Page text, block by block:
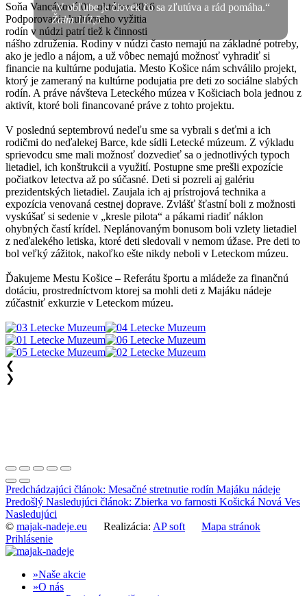
„V obľube je človek čo sa zľutúva a rád pomáha.“
Žalm 112,5
Soňa Vancáková 01. október 2016
Podporovanie kultúrneho vyžitia
rodín v núdzi patrí tiež k činnosti
nášho združenia. Rodiny v núdzi často nemajú na základné potreby,
ako je jedlo a nájom, a už vôbec nemajú možnosť vyhradiť si
financie na kultúrne podujatia. Mesto Košice nám schválilo projekt,
ktorý je zameraný na kultúrne podujatia pre deti zo sociálne slabých
rodín. A práve návšteva Leteckého múzea v Košiciach bola jednou z
aktivít, ktoré boli financované práve z tohto projektu.
V poslednú septembrovú nedeľu sme sa vybrali s deťmi a ich
rodičmi do neďalekej Barce, kde sídli Letecké múzeum. Z výkladu
sprievodcu sme mali možnosť dozvedieť sa o jednotlivých typoch
lietadiel, ich konštrukcii a využití. Postupne sme prešli expozície
počiatkov letectva až po súčasné. Deti si pozreli aj galériu
prezidentských lietadiel. Zaujala ich aj prístrojová technika a
expozícia venovaná cestnej doprave. Zvlášť šťastní boli z možnosti
vyskúšať si sedenie v „kresle pilota“ a pákami riadiť náklon
ohybných častí krídel. Neplánovaným bonusom boli vzlety lietadiel
z neďalekého letiska, ktoré deti sledovali v nemom úžase. Pre deti to
bol veľký zážitok, nakoľko ešte nikdy neboli v Leteckom múzeu.
Ďakujeme Mestu Košice – Referátu športu a mládeže za finančnú
dotáciu, prostredníctvom ktorej sa mohli deti z Majáku nádeje
zúčastniť exkurzie v Leteckom múzeu.
❮
❯
Predchádzajúci článok: Mesačné stretnutie rodín Majáku nádeje
Predošlý Nasledujúci článok: Zbierka vo farnosti Košická Nová Ves
Nasledujúci
© majak-nadeje.eu Realizácia: AP soft
Mapa stránok
Prihlásenie
Naše akcie
O nás